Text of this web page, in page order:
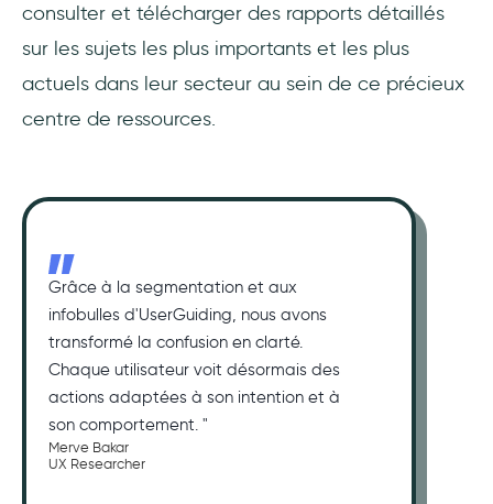
consulter et télécharger des rapports détaillés
sur les sujets les plus importants et les plus
actuels dans leur secteur au sein de ce précieux
centre de ressources.
Grâce à la segmentation et aux
infobulles d'UserGuiding, nous avons
transformé la confusion en clarté.
Chaque utilisateur voit désormais des
actions adaptées à son intention et à
son comportement. "
Merve Bakar
UX Researcher